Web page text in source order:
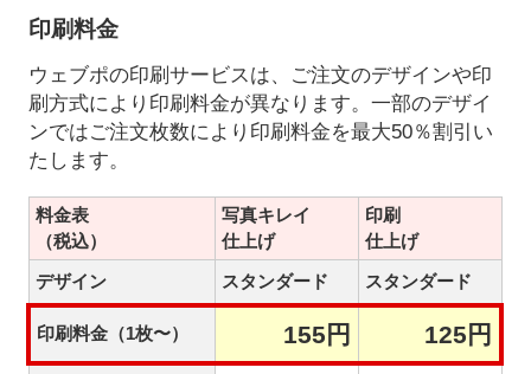
印刷料金
ウェブポの印刷サービスは、ご注文のデザインや印
刷方式により印刷料金が異なります。一部のデザイ
ンではご注文枚数により印刷料金を最大50％割引い
たします。
料金表
（税込）
写真キレイ
仕上げ
印刷
仕上げ
デザイン
スタンダード スタンダード
印刷料金（1枚〜） 155円 125円